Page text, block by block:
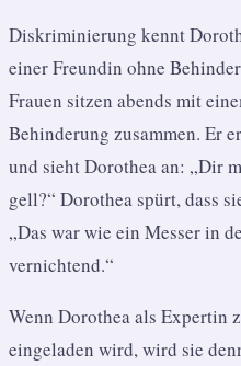
Diskriminierung kennt
einer Freundin ohne
Frauen sitzen abends mit
Behinderung zusammen. Er
und sieht Dorothea an: „Dir
gell?“ Dorothea spürt, dass
„Das war wie ein Messer in
vernichtend.“
Wenn Dorothea als Expertin
eingeladen wird, wird sie